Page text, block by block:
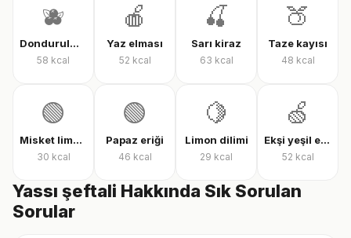
🫐
Dondurulmuş karışık meyve
58 kcal
🍎
Yaz elması
52 kcal
🍒
Sarı kiraz
63 kcal
🍑
Taze kayısı
48 kcal
🟢
Misket limonu
30 kcal
🟢
Papaz eriği
46 kcal
🍋
Limon dilimi
29 kcal
🍏
Ekşi yeşil elma
52 kcal
Yassı şeftali Hakkında Sık Sorulan
Sorular